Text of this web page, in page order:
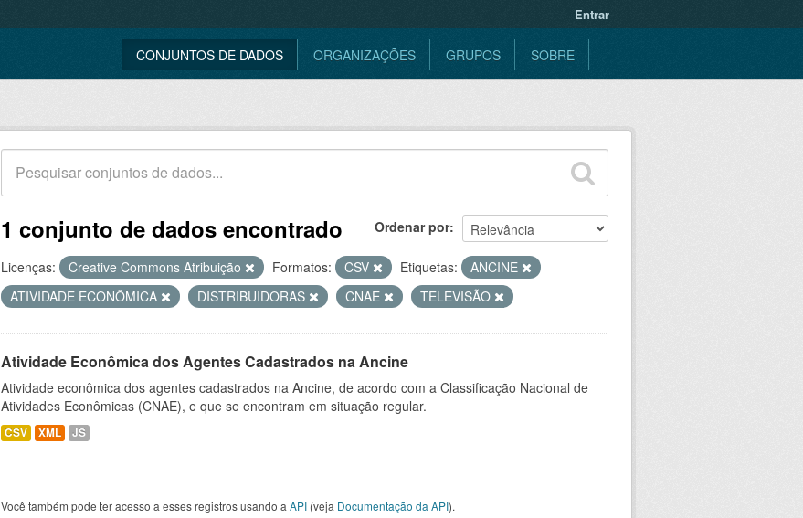
Entrar
CONJUNTOS DE DADOS ORGANIZAÇÕES GRUPOS SOBRE
Ordenar por
1 conjunto de dados encontrado
Licenças: Creative Commons Atribuição Formatos: CSV Etiquetas:
ANCINE
ATIVIDADE ECONÔMICA
DISTRIBUIDORAS CNAE TELEVISÃO
Atividade Econômica dos Agentes Cadastrados na Ancine
Atividade econômica dos agentes cadastrados na Ancine, de acordo com a Classificação Nacional de
Atividades Econômicas (CNAE), e que se encontram em situação regular.
CSV XML JS
Você também pode ter acesso a esses registros usando a API (veja Documentação da API).